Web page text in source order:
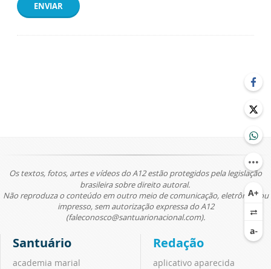
ENVIAR
Os textos, fotos, artes e vídeos do A12 estão protegidos pela legislação
brasileira sobre direito autoral.
Não reproduza o conteúdo em outro meio de comunicação, eletrônico ou
impresso, sem autorização expressa do A12
(faleconosco@santuarionacional.com).
Santuário
academia marial
Redação
aplicativo aparecida